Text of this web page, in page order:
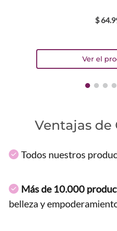
$ 64.
Ventajas
Todos nuestros
Más de 10.000
belleza y